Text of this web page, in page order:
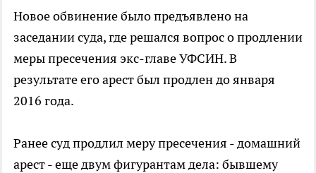
Новое обвинение было предъявлено на
заседании суда, где решался вопрос о продлении
меры пресечения экс-главе УФСИН. В
результате его арест был продлен до января
2016 года.
Ранее суд продлил меру пресечения - домашний
арест - еще двум фигурантам дела: бывшему